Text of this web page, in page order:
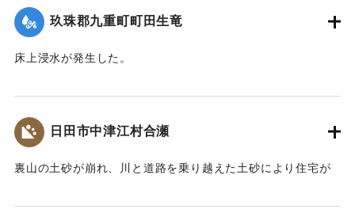
｜固有コード:01215073
玖珠郡九重町町田生竜
床上浸水が発生した。
2020/7/6｜固有コード:01215069
日田市中津江村合瀬
裏山の土砂が崩れ、川と道路を乗り越えた土砂により住宅が